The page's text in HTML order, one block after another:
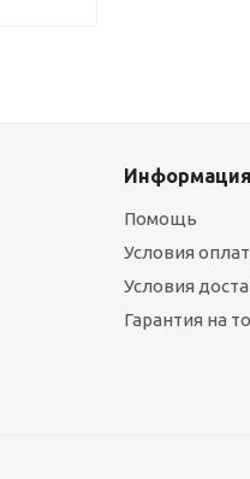
Информация
Помощь
Условия
Условия
Гарантия на